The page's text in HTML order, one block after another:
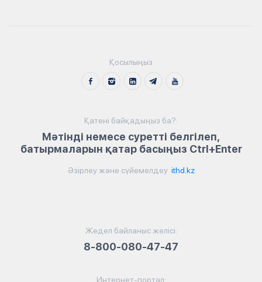
Қосылыңыз
Қатені байқадыңыз ба?:
Мәтінді немесе суретті белгілеп,
батырмаларын қатар басыңыз Ctrl+Enter
Әзірлеу және сүйемелдеу ithd.kz
Жедел байланыс желісі:
8-800-080-47-47
Интернет-портал: